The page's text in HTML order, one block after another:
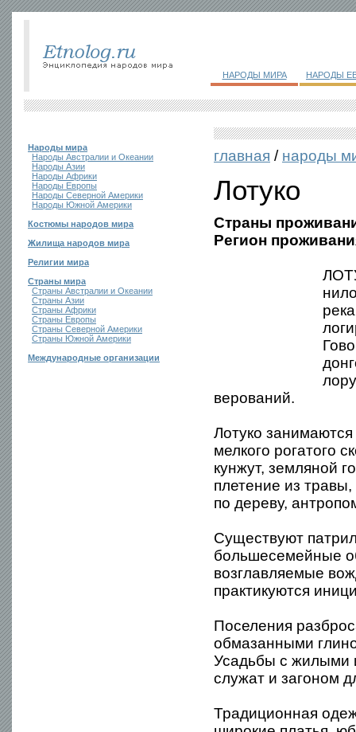
НАРОДЫ МИРА НАРОДЫ
Народы мира
Народы Австралии и Океании
Народы Азии
Народы Африки
Народы Европы
Народы Северной Америки
Народы Южной Америки
Костюмы народов мира
Жилища народов мира
Религии мира
Страны мира
Страны Австралии и Океании
Страны Азии
Страны Африки
Страны Европы
Страны Северной Америки
Страны Южной Америки
Международные организации
главная / народы
Лотуко
Страны
Регион
верований.
Лотуко
мелкого рогатого
кунжут, земляной
плетение из
по дереву,
Существуют
большесемейные
возглавляемые
практикуются
Поселения
обмазанными
Усадьбы с жилыми
служат и загоном
Традиционная